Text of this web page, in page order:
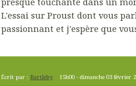
L'essai sur Proust dont vous
passionnant et j'espère que
Écrit par : Bartleby 15h00 -dimanche 03 février